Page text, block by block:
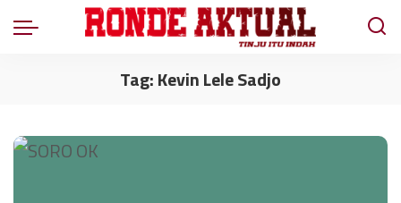
Tag:Kevin Lele Sadjo